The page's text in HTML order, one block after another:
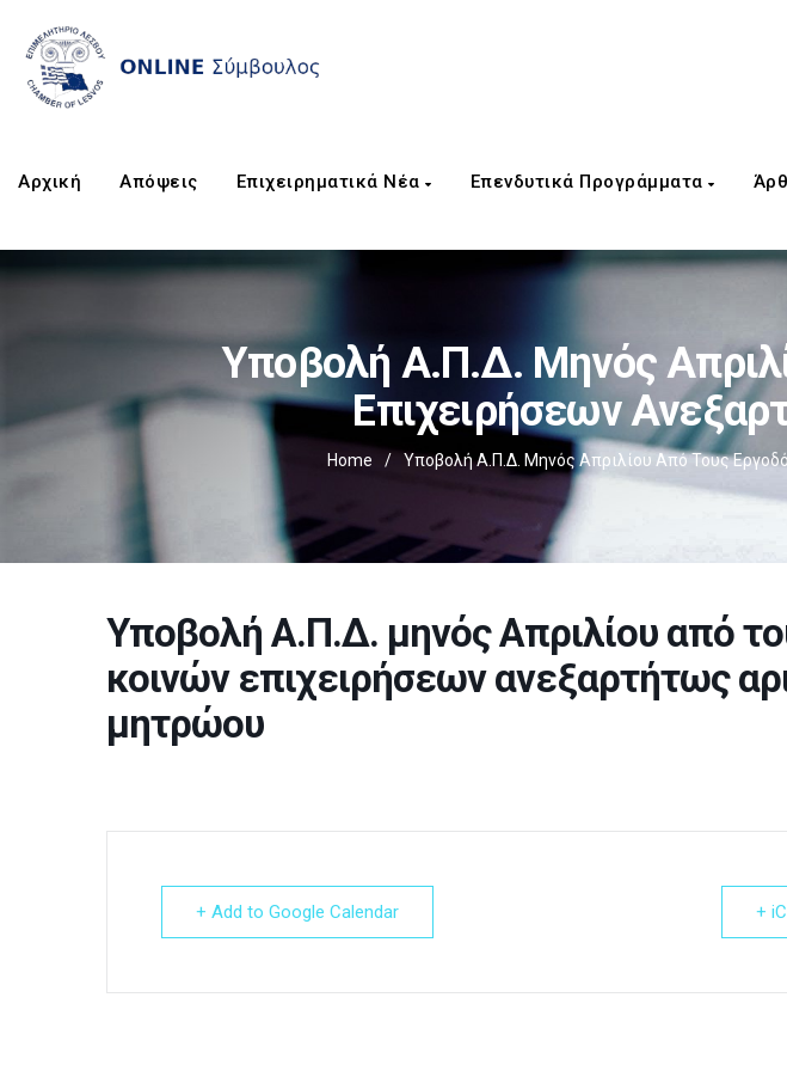
Αρχική Απόψεις Επιχειρηματικά Νέα Επενδυτικά Προγράμματα
Υποβολή Α.Π.Δ. Μηνός
Επιχειρήσεων
Home / Υποβολή Α.Π.Δ. Μηνός Απριλίου Από Τους
Υποβολή Α.Π.Δ. μηνός Απριλίου από
κοινών επιχειρήσεων ανεξαρτήτως
μητρώου
+ Add to Google Calendar +